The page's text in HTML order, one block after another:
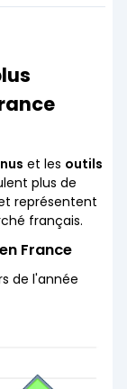
et les outils
plus de
représentent
français.
France
de l'année